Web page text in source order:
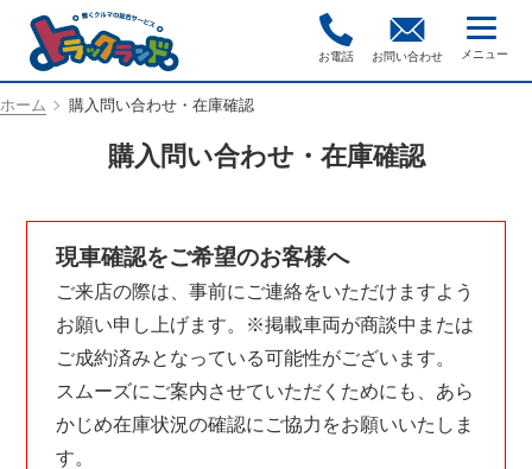
お電話 お問い合わせ
ホーム 購入問い合わせ・在庫確認
購入問い合わせ・在庫確認
現車確認をご希望のお客様へ
ご来店の際は、事前にご連絡をいただけますよう
お願い申し上げます。※掲載車両が商談中または
ご成約済みとなっている可能性がございます。
スムーズにご案内させていただくためにも、あら
かじめ在庫状況の確認にご協力をお願いいたしま
す。